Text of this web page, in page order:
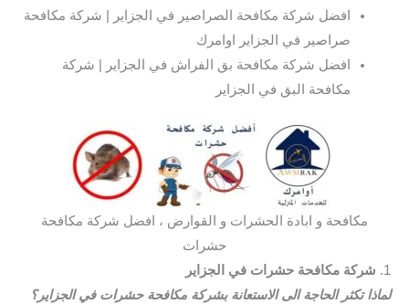
افضل شركة مكافحة الصراصير في الجزاير | شركة مكافحة
صراصير في الجزاير اوامرك
افضل شركة مكافحة بق الفراش في الجزاير | شركة
مكافحة البق في الجزاير
مكافحة و ابادة الحشرات و القوارض ، افضل شركة مكافحة
حشرات
1.
شركة مكافحة حشرات في الجزاير
لماذا تكثر الحاجة الى الاستعانة بشركة مكافحة حشرات في الجزاير؟